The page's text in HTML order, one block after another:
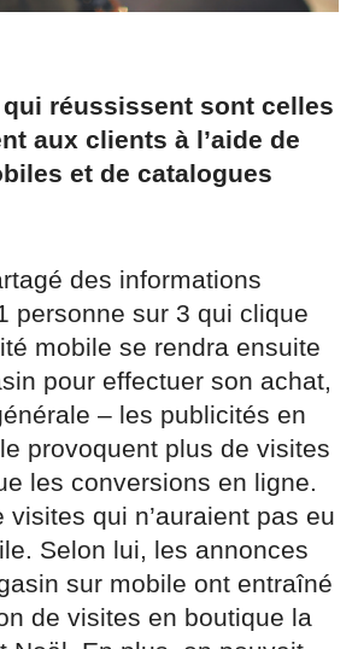
réussissent sont celles
aux clients à l’aide de
et de catalogues
des informations
personne sur 3 qui clique
mobile se rendra ensuite
pour effectuer son achat,
– les publicités en
provoquent plus de visites
les conversions en ligne.
visites qui n’auraient pas eu
Selon lui, les annonces
sur mobile ont entraîné
de visites en boutique la